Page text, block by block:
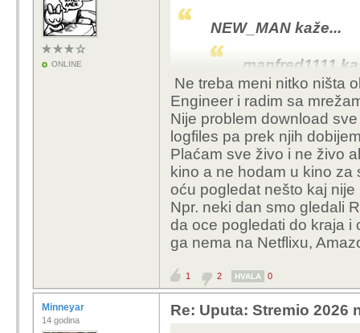
Ja sam u Austriji i
uzeo Surfshark na
tih key reselera
imas jos jedan
paranoid napravi neki
secure (Secure
kosta oko 3 € eura
Mozda postoje
previse trazilo da
ili neku alternativu i
od zakona.
Iskreno da nemam
plus eventualno IPTV
Kraj svega toga
ali to je primarno radi
Spotify i Streamio,
ONLINE
NEW_MAN kaže...
manfred1111
pia
Kupi
haha
Ne treba meni nitko ništa
Engineer i radim sa
Nije problem download
logfiles pa prek njih
Plaćam sve živo i ne živo
kino a ne hodam u kino
oću pogledat nešto kaj
Npr. neki dan smo gledali
da oce pogledati do kraja i
ga nema na Netflixu,
1 2 HVALA 0
Minneyar
14 godina
Re: Uputa: Stremio 2026